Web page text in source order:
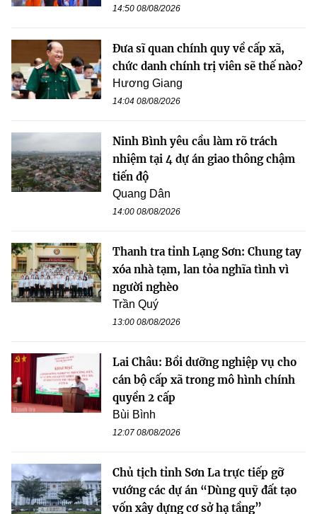
14:50 08/08/2026
Đưa sĩ quan chính quy về cấp xã,
chức danh chính trị viên sẽ thế nào?
Hương Giang
14:04 08/08/2026
Ninh Bình yêu cầu làm rõ trách
nhiệm tại 4 dự án giao thông chậm
tiến độ
Quang Dân
14:00 08/08/2026
Thanh tra tỉnh Lạng Sơn: Chung tay
xóa nhà tạm, lan tỏa nghĩa tình vì
người nghèo
Trần Quý
13:00 08/08/2026
Lai Châu: Bồi dưỡng nghiệp vụ cho
cán bộ cấp xã trong mô hình chính
quyền 2 cấp
Bùi Bình
12:07 08/08/2026
Chủ tịch tỉnh Sơn La trực tiếp gỡ
vướng các dự án “Dùng quỹ đất tạo
vốn xây dựng cơ sở hạ tầng”